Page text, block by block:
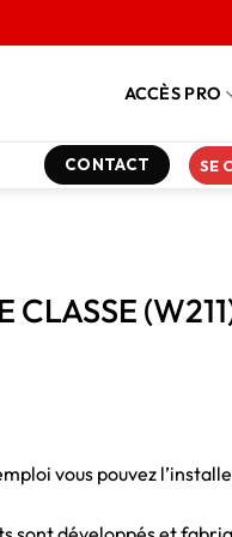
ACCÈS PRO
CONTACT SE
CLASSE
vous pouvez